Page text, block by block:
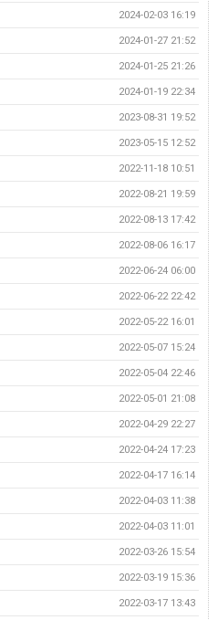
2024-02-03 16:19
2024-01-27 21:52
2024-01-25 21:26
2024-01-19 22:34
2023-08-31 19:52
2023-05-15 12:52
2022-11-18 10:51
2022-08-21 19:59
2022-08-13 17:42
2022-08-06 16:17
2022-06-24 06:00
2022-06-22 22:42
2022-05-22 16:01
2022-05-07 15:24
2022-05-04 22:46
2022-05-01 21:08
2022-04-29 22:27
2022-04-24 17:23
2022-04-17 16:14
2022-04-03 11:38
2022-04-03 11:01
2022-03-26 15:54
2022-03-19 15:36
2022-03-17 13:43